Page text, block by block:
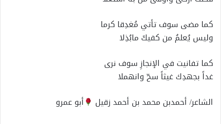
كما مضى سوف تأتي مُغدِقا كرما
وليس يُعلمُ من كفيكَ مابُذِلا
كما تفانيت في الإنجازِ سوف نرى
غداً بجهدِك غيثاً سحّ وانهملا
الشاعر/ أحمدبن محمد بن أحمد زقيل
أبو عمرو